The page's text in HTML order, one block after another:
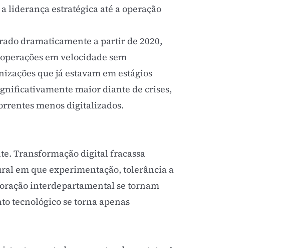
liderança estratégica até a operação
dramaticamente a partir de 2020,
em velocidade sem
que já estavam em estágios
maior diante de crises,
menos digitalizados.
Transformação digital fracassa
em que experimentação, tolerância a
interdepartamental se tornam
tecnológico se torna apenas